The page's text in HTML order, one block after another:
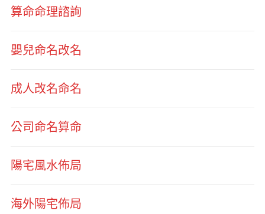
算命命理諮詢
嬰兒命名改名
成人改名命名
公司命名算命
陽宅風水佈局
海外陽宅佈局